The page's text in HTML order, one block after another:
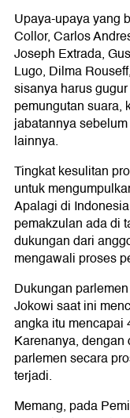
Upaya-upaya yang
Collor, Carlos
Joseph Extrada,
Lugo, Dilma
sisanya harus
pemungutan suara,
jabatannya
lainnya.
Tingkat kesulitan
untuk
Apalagi di
pemakzulan ada di
dukungan dari
mengawali proses
Dukungan
Jokowi saat ini
angka itu mencapai
Karenanya,
parlemen secara
terjadi.
Memang, pada